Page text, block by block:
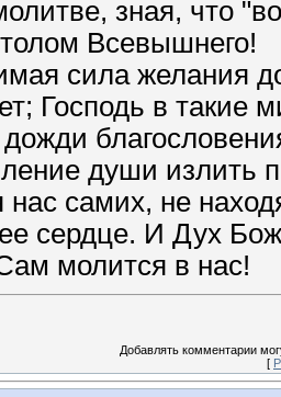
зная, что
Всевышнего!
сила желания
Господь в такие
души излить
нас самих, не
сердце. И Дух
молится в нас!
Добавлять комментарии
[